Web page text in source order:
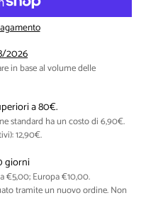
2026
in base al volume delle
a 80€.
standard ha un costo di 6,90€.
12,90€.
giorni
€5,00; Europa €10,00.
tramite un nuovo ordine. Non